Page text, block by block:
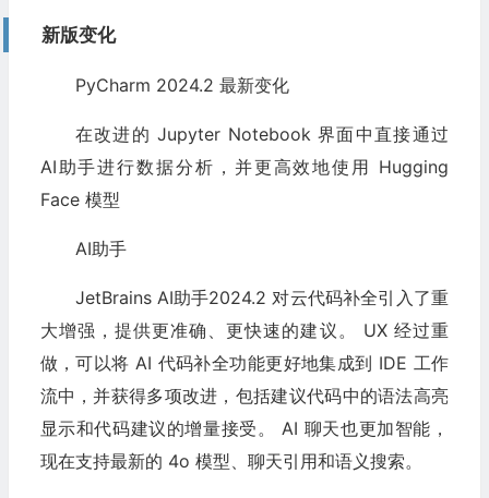
新版变化
PyCharm 2024.2 最新变化
在改进的 Jupyter Notebook 界面中直接通过
AI助手进行数据分析，并更高效地使用 Hugging
Face 模型
AI助手
JetBrains AI助手2024.2 对云代码补全引入了重
大增强，提供更准确、更快速的建议。 UX 经过重
做，可以将 AI 代码补全功能更好地集成到 IDE 工作
流中，并获得多项改进，包括建议代码中的语法高亮
显示和代码建议的增量接受。 AI 聊天也更加智能，
现在支持最新的 4o 模型、聊天引用和语义搜索。